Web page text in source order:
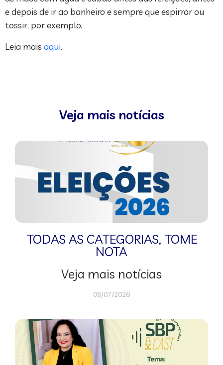
e depois de ir ao banheiro e sempre que espirrar ou
tossir, por exemplo.
Leia mais aqui.
Veja mais notícias
TODAS AS CATEGORIAS, TOME
NOTA
Veja mais notícias
08/07/2026